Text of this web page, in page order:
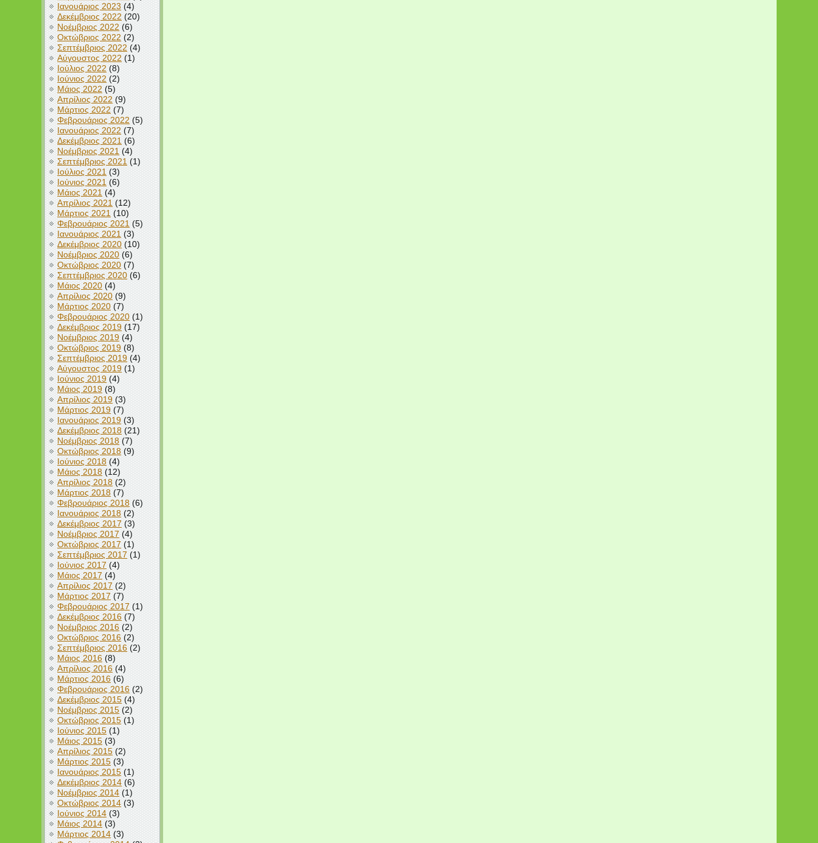
Ιανουάριος 2023 (4)
Δεκέμβριος 2022 (20)
Νοέμβριος 2022 (6)
Οκτώβριος 2022 (2)
Σεπτέμβριος 2022 (4)
Αύγουστος 2022 (1)
Ιούλιος 2022 (8)
Ιούνιος 2022 (2)
Μάιος 2022 (5)
Απρίλιος 2022 (9)
Μάρτιος 2022 (7)
Φεβρουάριος 2022 (5)
Ιανουάριος 2022 (7)
Δεκέμβριος 2021 (6)
Νοέμβριος 2021 (4)
Σεπτέμβριος 2021 (1)
Ιούλιος 2021 (3)
Ιούνιος 2021 (6)
Μάιος 2021 (4)
Απρίλιος 2021 (12)
Μάρτιος 2021 (10)
Φεβρουάριος 2021 (5)
Ιανουάριος 2021 (3)
Δεκέμβριος 2020 (10)
Νοέμβριος 2020 (6)
Οκτώβριος 2020 (7)
Σεπτέμβριος 2020 (6)
Μάιος 2020 (4)
Απρίλιος 2020 (9)
Μάρτιος 2020 (7)
Φεβρουάριος 2020 (1)
Δεκέμβριος 2019 (17)
Νοέμβριος 2019 (4)
Οκτώβριος 2019 (8)
Σεπτέμβριος 2019 (4)
Αύγουστος 2019 (1)
Ιούνιος 2019 (4)
Μάιος 2019 (8)
Απρίλιος 2019 (3)
Μάρτιος 2019 (7)
Ιανουάριος 2019 (3)
Δεκέμβριος 2018 (21)
Νοέμβριος 2018 (7)
Οκτώβριος 2018 (9)
Ιούνιος 2018 (4)
Μάιος 2018 (12)
Απρίλιος 2018 (2)
Μάρτιος 2018 (7)
Φεβρουάριος 2018 (6)
Ιανουάριος 2018 (2)
Δεκέμβριος 2017 (3)
Νοέμβριος 2017 (4)
Οκτώβριος 2017 (1)
Σεπτέμβριος 2017 (1)
Ιούνιος 2017 (4)
Μάιος 2017 (4)
Απρίλιος 2017 (2)
Μάρτιος 2017 (7)
Φεβρουάριος 2017 (1)
Δεκέμβριος 2016 (7)
Νοέμβριος 2016 (2)
Οκτώβριος 2016 (2)
Σεπτέμβριος 2016 (2)
Μάιος 2016 (8)
Απρίλιος 2016 (4)
Μάρτιος 2016 (6)
Φεβρουάριος 2016 (2)
Δεκέμβριος 2015 (4)
Νοέμβριος 2015 (2)
Οκτώβριος 2015 (1)
Ιούνιος 2015 (1)
Μάιος 2015 (3)
Απρίλιος 2015 (2)
Μάρτιος 2015 (3)
Ιανουάριος 2015 (1)
Δεκέμβριος 2014 (6)
Νοέμβριος 2014 (1)
Οκτώβριος 2014 (3)
Ιούνιος 2014 (3)
Μάιος 2014 (3)
Μάρτιος 2014 (3)